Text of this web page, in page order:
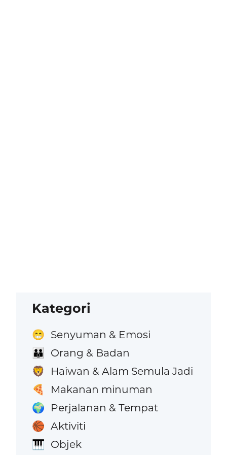
Kategori
😁 Senyuman & Emosi
👪 Orang & Badan
🦁 Haiwan & Alam Semula Jadi
🍕 Makanan minuman
🌍 Perjalanan & Tempat
🏀 Aktiviti
🎹 Objek